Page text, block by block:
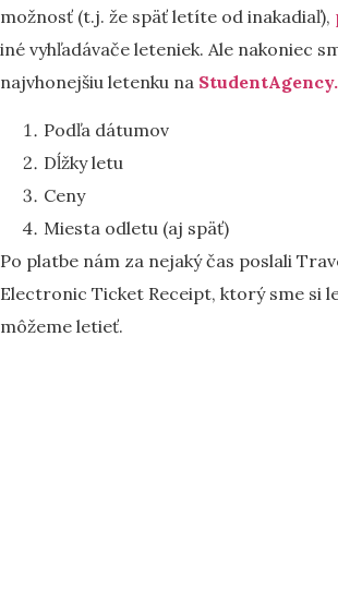
možnosť (t.j. že späť letíte od inakadiaľ),
iné vyhľadávače leteniek. Ale nakoniec
najvhonejšiu letenku na StudentAgency.
Podľa dátumov
Dĺžky letu
Ceny
Miesta odletu (aj späť)
Po platbe nám za nejaký čas poslali
Electronic Ticket Receipt, ktorý sme si
môžeme letieť.